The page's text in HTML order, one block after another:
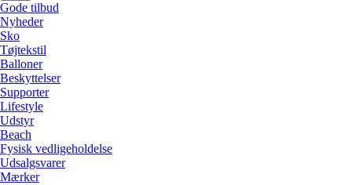
Gode tilbud
Nyheder
Sko
Tøjtekstil
Balloner
Beskyttelser
Supporter
Lifestyle
Udstyr
Beach
Fysisk vedligeholdelse
Udsalgsvarer
Mærker